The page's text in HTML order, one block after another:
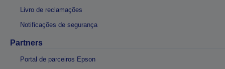
Livro de reclamações
Notificações de segurança
Partners
Portal de parceiros Epson